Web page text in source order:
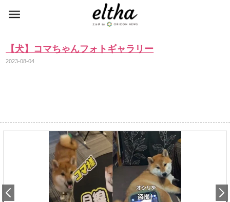
【犬】コマちゃんフォトギャラリー
2023-08-04